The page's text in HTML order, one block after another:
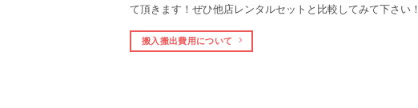
て頂きます！ぜひ他店レンタルセットと比較してみて下さい！
搬入搬出費用について